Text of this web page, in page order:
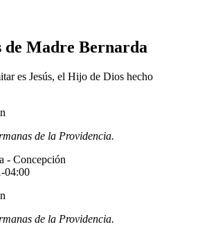
de Madre Bernarda
es Jesús, el Hijo de Dios hecho
de la Providencia.
- Concepción
04:00
de la Providencia.